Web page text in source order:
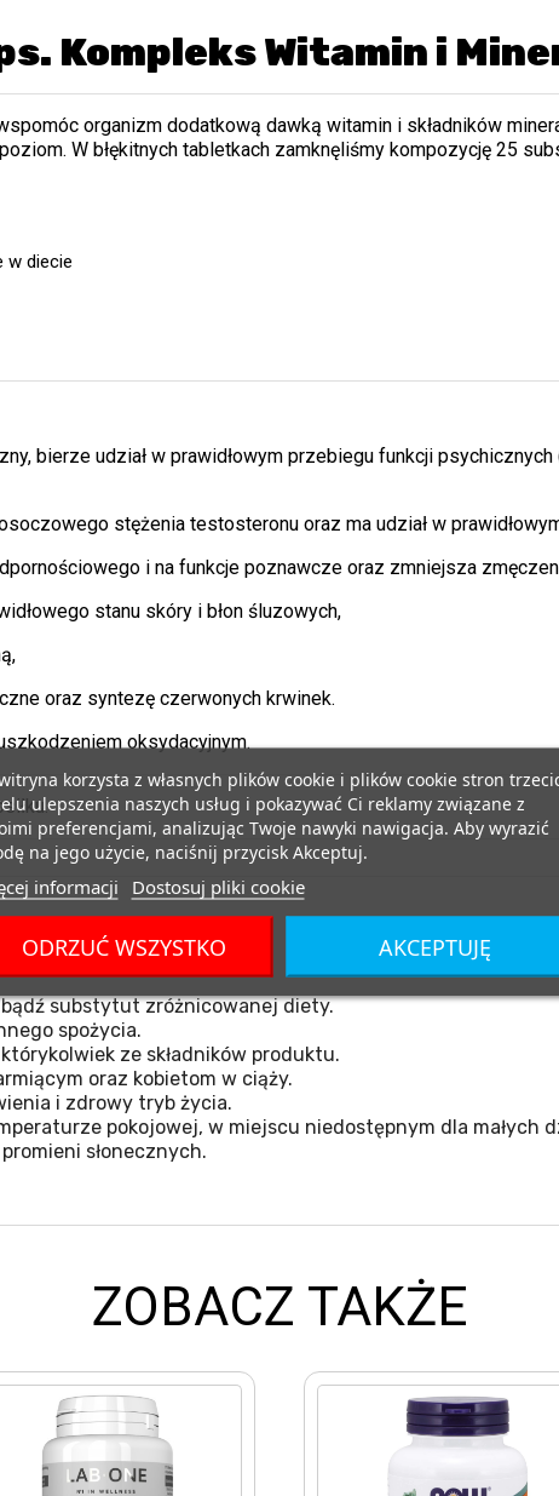
Kompleks Witamin i
organizm dodatkową dawką witamin i składników
W błękitnych tabletkach zamknęliśmy kompozycję 25
w diecie
bierze udział w prawidłowym przebiegu funkcji
stężenia testosteronu oraz ma udział w
i na funkcje poznawcze oraz zmniejsza
stanu skóry i błon śluzowych,
oraz syntezę czerwonych krwinek.
oksydacyjnym.
substytut zróżnicowanej diety.
spożycia.
ze składników produktu.
oraz kobietom w ciąży.
i zdrowy tryb życia.
pokojowej, w miejscu niedostępnym dla małych
słonecznych.
ZOBACZ TAKŻE
korzysta z własnych plików cookie i plików cookie stron
ulepszenia naszych usług i pokazywać Ci reklamy związane z
preferencjami, analizując Twoje nawyki nawigacja. Aby wyrazić
na jego użycie, naciśnij przycisk Akceptuj.
informacji Dostosuj pliki cookie
ODRZUĆ WSZYSTKO AKCEPTUJĘ